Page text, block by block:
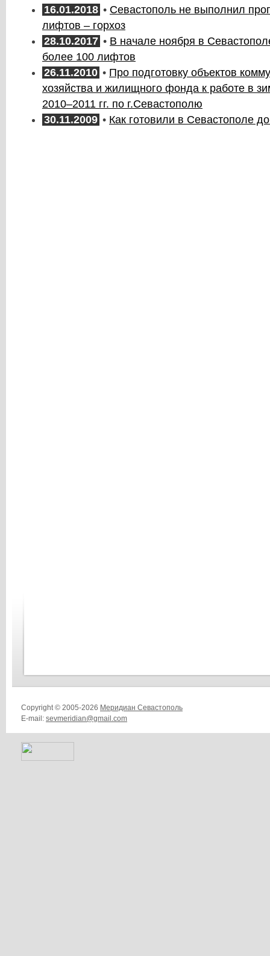
16.01.2018 • Севастополь не выполнил
лифтов – горхоз
28.10.2017 • В начале ноября в
более 100 лифтов
26.11.2010 • Про подготовку объектов
хозяйства и жилищного фонда к работе в
2010–2011 гг. по г.Севастополю
30.11.2009 • Как готовили в Севастополе
Copyright © 2005-2026 Меридиан Севастополь
E-mail: sevmeridian@gmail.com